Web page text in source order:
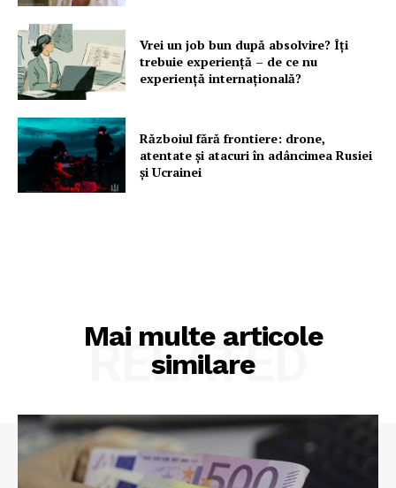
Vrei un job bun după absolvire? Îți
trebuie experiență – de ce nu
experiență internațională?
Războiul fără frontiere: drone,
atentate și atacuri în adâncimea Rusiei
și Ucrainei
Mai multe articole
similare
RELATED